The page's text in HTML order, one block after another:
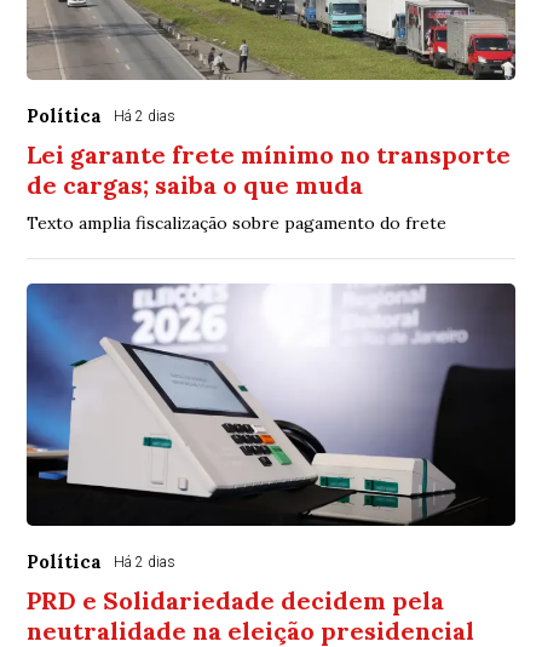
Política Há 2 dias
Lei garante frete mínimo no transporte
de cargas; saiba o que muda
Texto amplia fiscalização sobre pagamento do frete
Política Há 2 dias
PRD e Solidariedade decidem pela
neutralidade na eleição presidencial